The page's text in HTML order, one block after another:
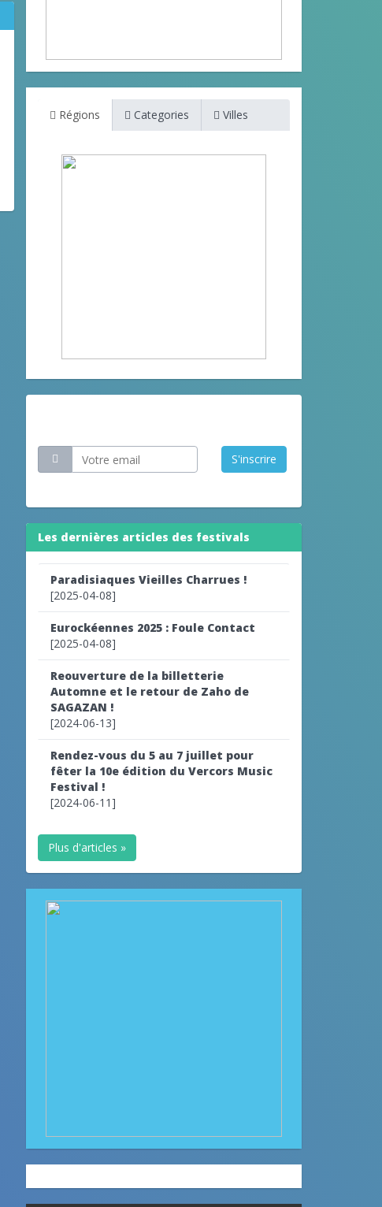
Régions Categories Villes
S'inscrire
Les dernières articles des festivals
Paradisiaques Vieilles Charrues !
[2025-04-08]
Eurockéennes 2025 : Foule Contact
[2025-04-08]
Reouverture de la billetterie
Automne et le retour de Zaho de
SAGAZAN !
[2024-06-13]
Rendez-vous du 5 au 7 juillet pour
fêter la 10e édition du Vercors Music
Festival !
[2024-06-11]
Plus d'articles »